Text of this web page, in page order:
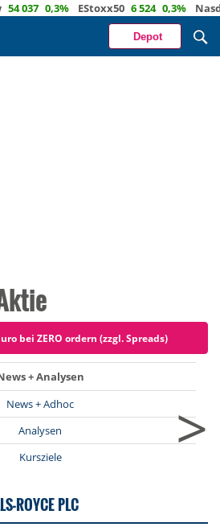
0,3% EStoxx50 6 524 0,3% Nasdaq
Depot
bei ZERO ordern (zzgl. Spreads)
+ Analysen
News + Adhoc
Analysen
Kursziele
>
ROYCE PLC